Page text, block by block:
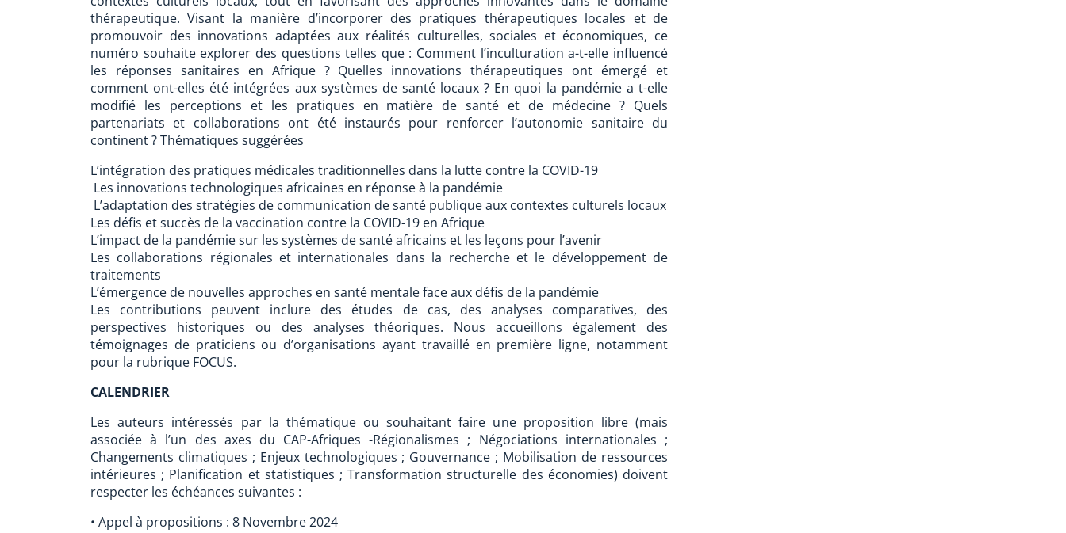
thérapeutique. Visant la manière d’incorporer des pratiques thérapeutiques locales et de
promouvoir des innovations adaptées aux réalités culturelles, sociales et économiques, ce
numéro souhaite explorer des questions telles que : Comment l’inculturation a-t-elle influencé
les réponses sanitaires en Afrique ? Quelles innovations thérapeutiques ont émergé et
comment ont-elles été intégrées aux systèmes de santé locaux ? En quoi la pandémie a t-elle
modifié les perceptions et les pratiques en matière de santé et de médecine ? Quels
partenariats et collaborations ont été instaurés pour renforcer l’autonomie sanitaire du
continent ? Thématiques suggérées
L’intégration des pratiques médicales traditionnelles dans la lutte contre la COVID-19
Les innovations technologiques africaines en réponse à la pandémie
L’adaptation des stratégies de communication de santé publique aux contextes culturels locaux
Les défis et succès de la vaccination contre la COVID-19 en Afrique
L’impact de la pandémie sur les systèmes de santé africains et les leçons pour l’avenir
Les collaborations régionales et internationales dans la recherche et le développement de
traitements
L’émergence de nouvelles approches en santé mentale face aux défis de la pandémie
Les contributions peuvent inclure des études de cas, des analyses comparatives, des
perspectives historiques ou des analyses théoriques. Nous accueillons également des
témoignages de praticiens ou d’organisations ayant travaillé en première ligne, notamment
pour la rubrique FOCUS.
CALENDRIER
Les auteurs intéressés par la thématique ou souhaitant faire une proposition libre (mais
associée à l’un des axes du CAP-Afriques -Régionalismes ; Négociations internationales ;
Changements climatiques ; Enjeux technologiques ; Gouvernance ; Mobilisation de ressources
intérieures ; Planification et statistiques ; Transformation structurelle des économies) doivent
respecter les échéances suivantes :
• Appel à propositions : 8 Novembre 2024